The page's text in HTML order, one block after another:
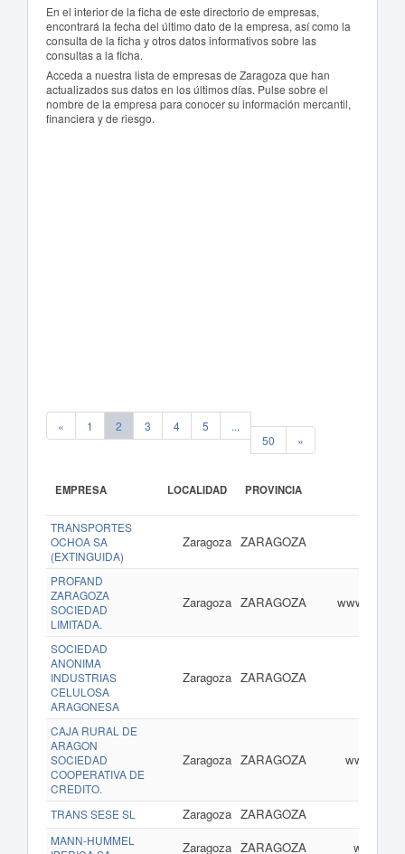
En el interior de la ficha de este directorio de empresas,
encontrará la fecha del último dato de la empresa, así como la
consulta de la ficha y otros datos informativos sobre las
consultas a la ficha.
Acceda a nuestra lista de empresas de Zaragoza que han
actualizados sus datos en los últimos días. Pulse sobre el
nombre de la empresa para conocer su información mercantil,
financiera y de riesgo.
« 1 2 3 4 5
...
50
»
EMPRESA LOCALIDAD PROVINCIA
TRANSPORTES
OCHOA SA
(EXTINGUIDA)
Zaragoza ZARAGOZA
PROFAND
ZARAGOZA
SOCIEDAD
LIMITADA.
Zaragoza ZARAGOZA
SOCIEDAD
ANONIMA
INDUSTRIAS
CELULOSA
ARAGONESA
Zaragoza ZARAGOZA
CAJA RURAL DE
ARAGON
SOCIEDAD
COOPERATIVA DE
CREDITO.
Zaragoza ZARAGOZA
TRANS SESE SL Zaragoza ZARAGOZA
MANN-HUMMEL
Zaragoza ZARAGOZA